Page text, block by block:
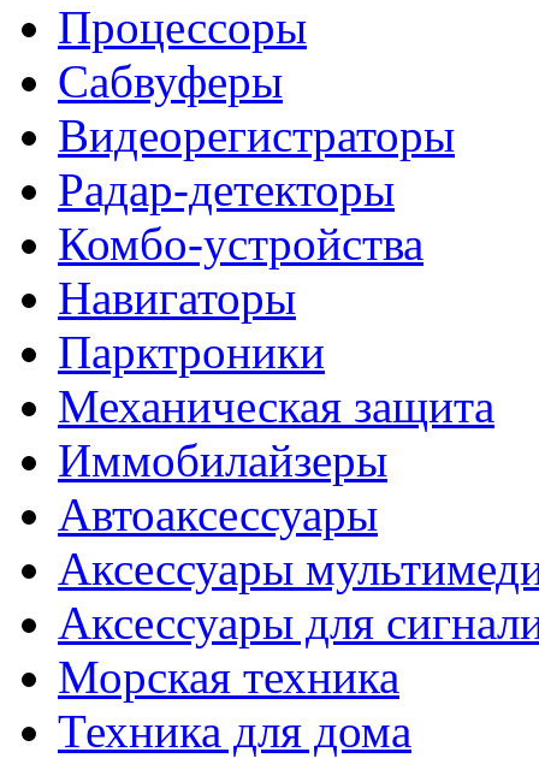
Процессоры
Сабвуферы
Видеорегистраторы
Радар-детекторы
Комбо-устройства
Навигаторы
Парктроники
Механическая защита
Иммобилайзеры
Автоаксессуары
Аксессуары
Аксессуары для
Морская техника
Техника для дома